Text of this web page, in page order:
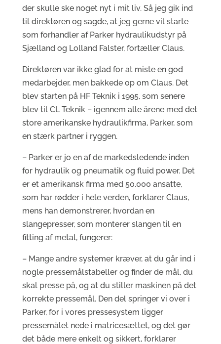
der skulle ske noget nyt i mit liv. Så jeg gik ind
til direktøren og sagde, at jeg gerne vil starte
som forhandler af Parker hydraulikudstyr på
Sjælland og Lolland Falster, fortæller Claus.
Direktøren var ikke glad for at miste en god
medarbejder, men bakkede op om Claus. Det
blev starten på HF Teknik i 1995, som senere
blev til CL Teknik – igennem alle årene med det
store amerikanske hydraulikfirma, Parker, som
en stærk partner i ryggen.
– Parker er jo en af de markedsledende inden
for hydraulik og pneumatik og fluid power. Det
er et amerikansk firma med 50.000 ansatte,
som har rødder i hele verden, forklarer Claus,
mens han demonstrerer, hvordan en
slangepresser, som monterer slangen til en
fitting af metal, fungerer:
– Mange andre systemer kræver, at du går ind i
nogle pressemålstabeller og finder de mål, du
skal presse på, og at du stiller maskinen på det
korrekte pressemål. Den del springer vi over i
Parker, for i vores pressesystem ligger
pressemålet nede i matricesættet, og det gør
det både mere enkelt og sikkert, forklarer